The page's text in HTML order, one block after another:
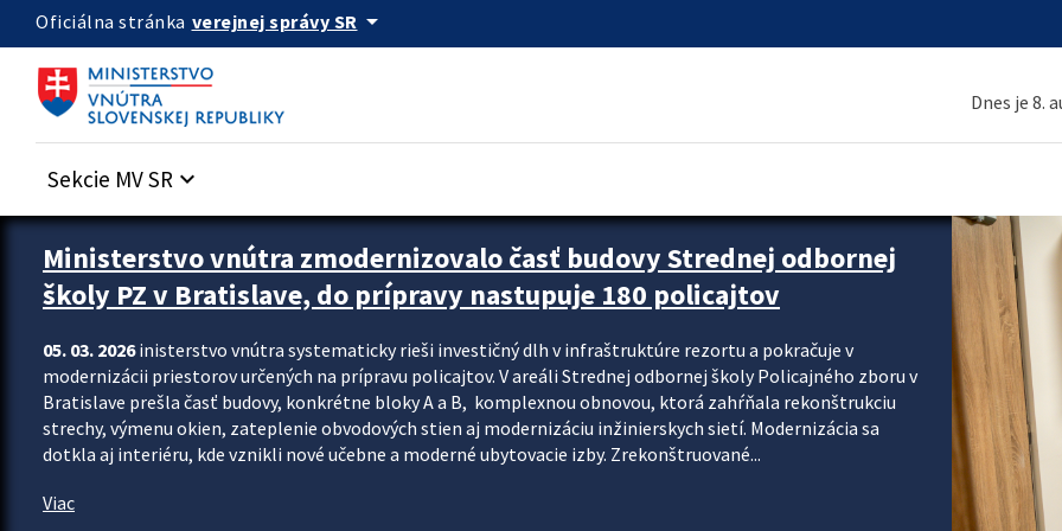
Preskocit na hlavný obsah
Oficiálna stránka verejnej správy SR arrow_drop_down
Dnes je 8.
Sekcie MV SR keyboard_arrow_down
Ministerstvo vnútra zmodernizovalo časť budovy Strednej odbornej
školy PZ v Bratislave, do prípravy nastupuje 180 policajtov
05. 03. 2026inisterstvo vnútra systematicky rieši investičný dlh v infraštruktúre rezortu a pokračuje v
modernizácii priestorov určených na prípravu policajtov. V areáli Strednej odbornej školy Policajného zboru v
Bratislave prešla časť budovy, konkrétne bloky A a B, komplexnou obnovou, ktorá zahŕňala rekonštrukciu
strechy, výmenu okien, zateplenie obvodových stien aj modernizáciu inžinierskych sietí. Modernizácia sa
dotkla aj interiéru, kde vznikli nové učebne a moderné ubytovacie izby. Zrekonštruované...
Viac